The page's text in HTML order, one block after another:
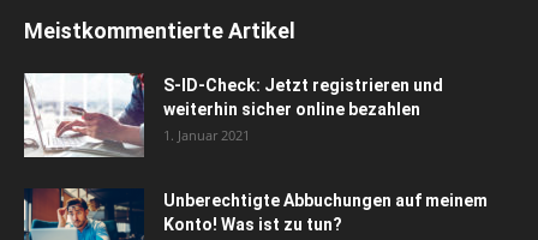
Meistkommentierte Artikel
S-ID-Check: Jetzt registrieren und
weiterhin sicher online bezahlen
1. Januar 2021
Unberechtigte Abbuchungen auf meinem
Konto! Was ist zu tun?